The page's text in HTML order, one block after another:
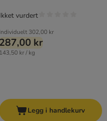
Individuelt 302,00 kr
287,00 kr
143,50 kr / kg
Ikket vurdert
Legg i handlekurv